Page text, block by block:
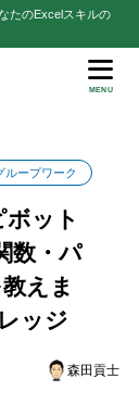
たのExcelスキルの
MENU
ループワーク
ボット
数・パ
えま
ッジ
森田貢士